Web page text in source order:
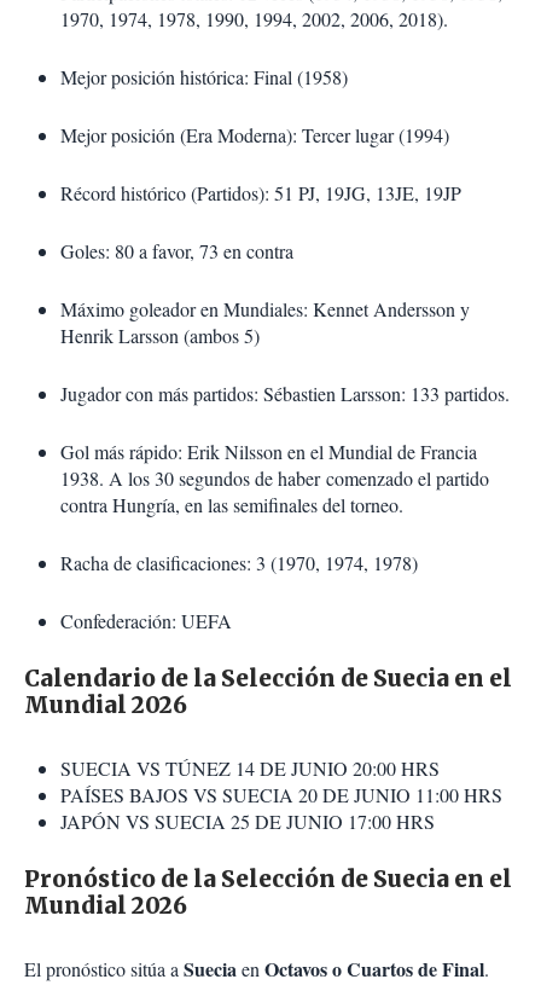
1970, 1974, 1978, 1990, 1994, 2002, 2006, 2018).
Mejor posición histórica: Final (1958)
Mejor posición (Era Moderna): Tercer lugar (1994)
Récord histórico (Partidos): 51 PJ, 19JG, 13JE, 19JP
Goles: 80 a favor, 73 en contra
Máximo goleador en Mundiales: Kennet Andersson y
Henrik Larsson (ambos 5)
Jugador con más partidos: Sébastien Larsson: 133 partidos.
Gol más rápido: Erik Nilsson en el Mundial de Francia
1938. A los 30 segundos de habercomenzado el partido
contra Hungría, en las semifinales del torneo.
Racha de clasificaciones: 3 (1970, 1974, 1978)
Confederación: UEFA
Calendario de la Selección de Suecia en el
Mundial 2026
SUECIA VS TÚNEZ 14 DE JUNIO 20:00 HRS
PAÍSES BAJOS VS SUECIA 20 DE JUNIO 11:00 HRS
JAPÓN VS SUECIA 25 DE JUNIO 17:00 HRS
Pronóstico de la Selección de Suecia en el
Mundial 2026
El pronóstico sitúa a Sueciaen Octavos o Cuartos de Final.